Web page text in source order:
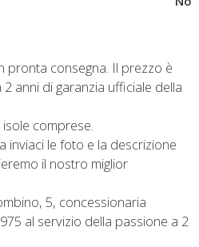
pronta consegna. Il prezzo è
anni di garanzia ufficiale della
comprese.
inviaci le foto e la descrizione
il nostro miglior
5, concessionaria
al servizio della passione a 2